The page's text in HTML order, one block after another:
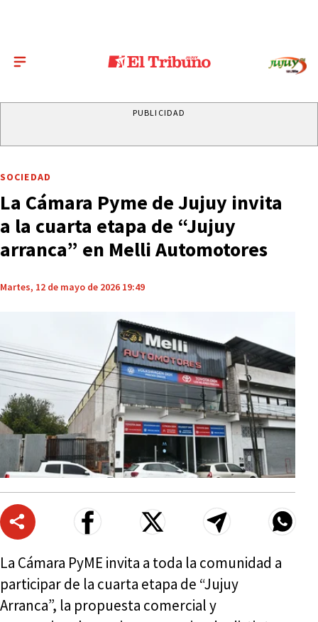
PUBLICIDAD
SOCIEDAD
La Cámara Pyme de Jujuy invita
a la cuarta etapa de “Jujuy
arranca” en Melli Automotores
Martes, 12 de mayo de 2026 19:49
La Cámara PyME invita a toda la comunidad a
participar de la cuarta etapa de “Jujuy
Arranca”, la propuesta comercial y